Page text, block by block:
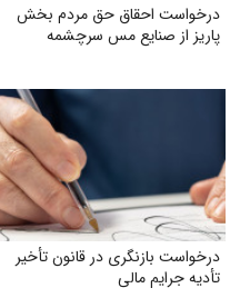
درخواست احقاق حق مردم بخش
پاریز از صنایع مس سرچشمه
درخواست بازنگری در قانون تأخیر
تأدیه جرایم مالی